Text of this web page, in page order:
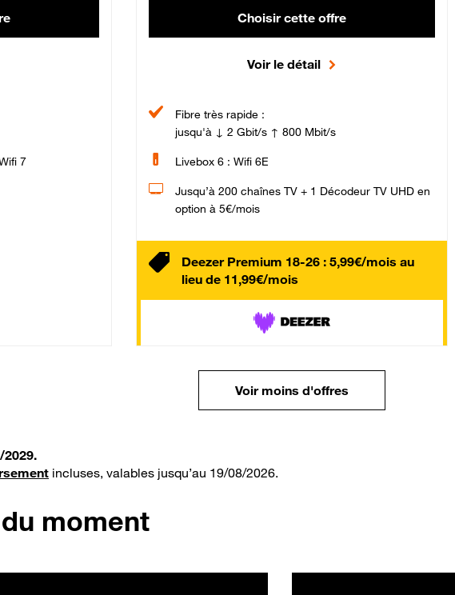
7
Choisir cette offre
Voir le détail
Fibre très rapide :
jusqu'à ↓ 2 Gbit/s ↑ 800 Mbit/s
Livebox 6 : Wifi 6E
Jusqu’à 200 chaînes TV + 1 Décodeur TV UHD en
option à 5€/mois
Deezer Premium 18-26 : 5,99€/mois au
lieu de 11,99€/mois
Voir moins d'offres
incluses, valables jusqu’au 19/08/2026.
moment